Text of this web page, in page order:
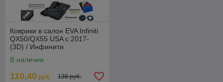
Коврики в салон EVA Infiniti
QX50/QX55 USA с 2017-
(3D) / Инфинити
В наличии
110,40 руб. 138 руб.